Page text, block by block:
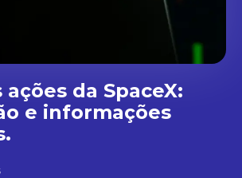
ações da SpaceX:
e informações